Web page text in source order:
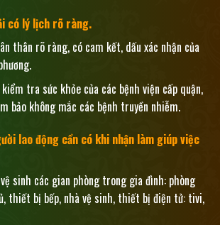
có lý lịch rõ ràng.
thân rõ ràng, có cam kết, dấu xác nhận của
tra sức khỏe của các bệnh viện cấp quận,
bảo không mắc các bệnh truyền nhiễm.
lao động cần có khi nhận làm giúp việc
sinh các gian phòng trong gia đình: phòng
thiết bị bếp, nhà vệ sinh, thiết bị điện tử: tivi,